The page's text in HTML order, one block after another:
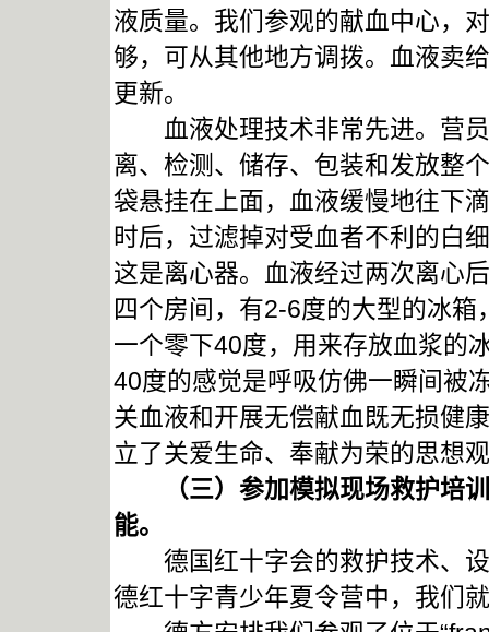
液质量。我们参观的献血中心，
够，可从其他地方调拨。血液卖
更新。
血液处理技术非常先进。营员
离、检测、储存、包装和发放整
袋悬挂在上面，血液缓慢地往下
时后，过滤掉对受血者不利的白
这是离心器。血液经过两次离心
四个房间，有2-6度的大型的冰
一个零下40度，用来存放血浆的
40度的感觉是呼吸仿佛一瞬间被
关血液和开展无偿献血既无损健
立了关爱生命、奉献为荣的思想
（三）参加模拟现场救护培训
能。
德国红十字会的救护技术、设
德红十字青少年夏令营中，我们